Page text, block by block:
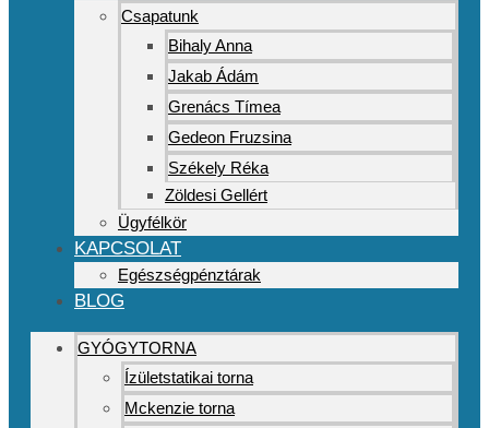
Csapatunk
Bihaly Anna
Jakab Ádám
Grenács Tímea
Gedeon Fruzsina
Székely Réka
Zöldesi Gellért
Ügyfélkör
KAPCSOLAT
Egészségpénztárak
BLOG
GYÓGYTORNA
Ízületstatikai torna
Mckenzie torna